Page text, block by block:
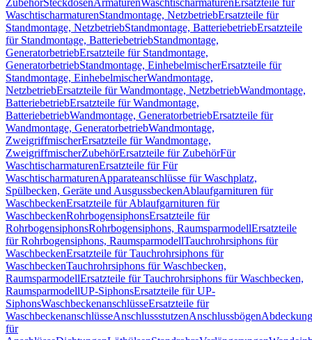
ZubehörSteckdosenArmaturenWaschtischarmaturen Ersatzteile für
WaschtischarmaturenStandmontage, NetzbetriebErsatzteile für
Standmontage, NetzbetriebStandmontage, BatteriebetriebErsatzteile
für Standmontage, BatteriebetriebStandmontage,
GeneratorbetriebErsatzteile für Standmontage,
GeneratorbetriebStandmontage, EinhebelmischerErsatzteile für
Standmontage, EinhebelmischerWandmontage,
NetzbetriebErsatzteile für Wandmontage, NetzbetriebWandmontage,
BatteriebetriebErsatzteile für Wandmontage,
BatteriebetriebWandmontage, GeneratorbetriebErsatzteile für
Wandmontage, GeneratorbetriebWandmontage,
ZweigriffmischerErsatzteile für Wandmontage,
ZweigriffmischerZubehörErsatzteile für ZubehörFür
WaschtischarmaturenErsatzteile für Für
WaschtischarmaturenApparateanschlüsse für Waschplatz,
Spülbecken, Geräte und AusgussbeckenAblaufgarnituren für
WaschbeckenErsatzteile für Ablaufgarnituren für
WaschbeckenRohrbogensiphonsErsatzteile für
RohrbogensiphonsRohrbogensiphons, RaumsparmodellErsatzteile
für Rohrbogensiphons, RaumsparmodellTauchrohrsiphons für
WaschbeckenErsatzteile für Tauchrohrsiphons für
WaschbeckenTauchrohrsiphons für Waschbecken,
RaumsparmodellErsatzteile für Tauchrohrsiphons für Waschbecken,
RaumsparmodellUP-SiphonsErsatzteile für UP-
SiphonsWaschbeckenanschlüsseErsatzteile für
WaschbeckenanschlüsseAnschlussstutzenAnschlussbögen
für